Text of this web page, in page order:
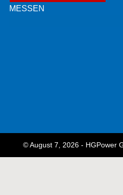
MESSEN
© August 7, 2026 - HGPower